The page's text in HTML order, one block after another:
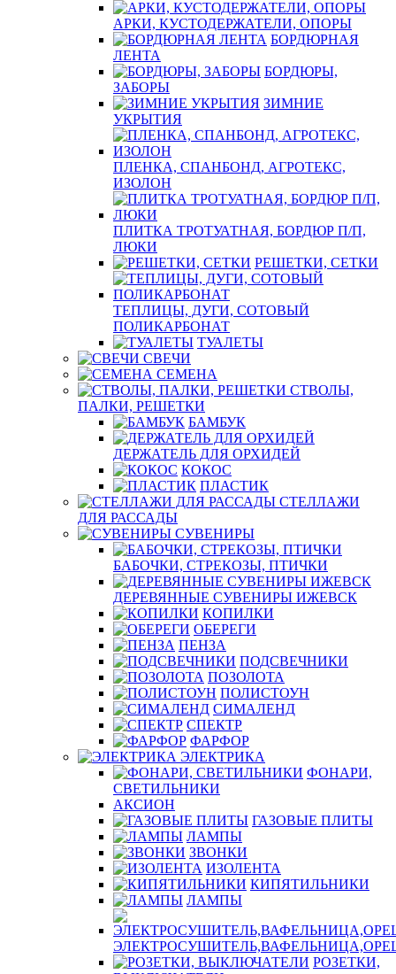
АРКИ, КУСТОДЕРЖАТЕЛИ, ОПОРЫ
БОРДЮРНАЯ
ЛЕНТА
БОРДЮРЫ,
ЗАБОРЫ
ЗИМНИЕ
УКРЫТИЯ
ПЛЕНКА, СПАНБОНД, АГРОТЕКС,
ИЗОЛОН
ПЛИТКА ТРОТУАТНАЯ, БОРДЮР П/П,
ЛЮКИ
РЕШЕТКИ, СЕТКИ
ТЕПЛИЦЫ, ДУГИ, СОТОВЫЙ
ПОЛИКАРБОНАТ
ТУАЛЕТЫ
СВЕЧИ
СЕМЕНА
СТВОЛЫ,
ПАЛКИ, РЕШЕТКИ
БАМБУК
ДЕРЖАТЕЛЬ ДЛЯ ОРХИДЕЙ
КОКОС
ПЛАСТИК
СТЕЛЛАЖИ
ДЛЯ РАССАДЫ
СУВЕНИРЫ
БАБОЧКИ, СТРЕКОЗЫ, ПТИЧКИ
ДЕРЕВЯННЫЕ СУВЕНИРЫ ИЖЕВСК
КОПИЛКИ
ОБЕРЕГИ
ПЕНЗА
ПОДСВЕЧНИКИ
ПОЗОЛОТА
ПОЛИСТОУН
СИМАЛЕНД
СПЕКТР
ФАРФОР
ЭЛЕКТРИКА
ФОНАРИ,
СВЕТИЛЬНИКИ
АКСИОН
ГАЗОВЫЕ ПЛИТЫ
ЛАМПЫ
ЗВОНКИ
ИЗОЛЕНТА
КИПЯТИЛЬНИКИ
ЛАМПЫ
РОЗЕТКИ,